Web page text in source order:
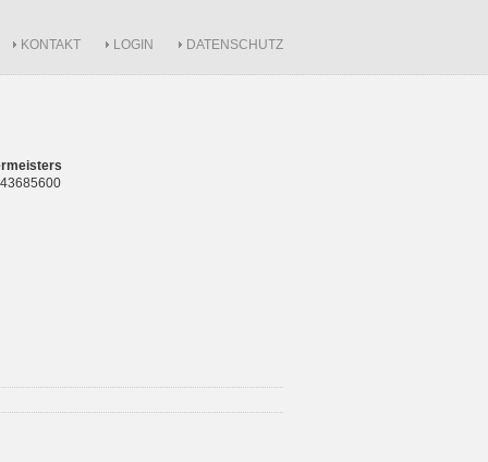
KONTAKT LOGIN DATENSCHUTZ